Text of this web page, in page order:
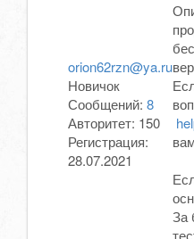
orion62rzn@ya.ru
Новичок
Сообщений: 8
Авторитет: 150
Регистрация:
28.07.2021
За